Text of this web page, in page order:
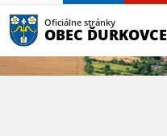
Oficiálne stránky
OBEC ĎURKOVCE